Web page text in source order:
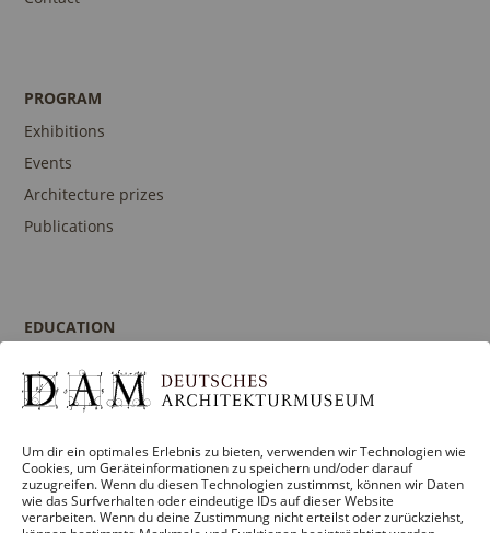
Um dir ein optimales Erlebnis zu bieten, verwenden wir Technologien wie
Cookies, um Geräteinformationen zu speichern und/oder darauf
zuzugreifen. Wenn du diesen Technologien zustimmst, können wir Daten
wie das Surfverhalten oder eindeutige IDs auf dieser Website
verarbeiten. Wenn du deine Zustimmung nicht erteilst oder zurückziehst,
PROGRAM
Exhibitions
Events
Architecture prizes
Publications
EDUCATION
Guidances and Tours
Contact person